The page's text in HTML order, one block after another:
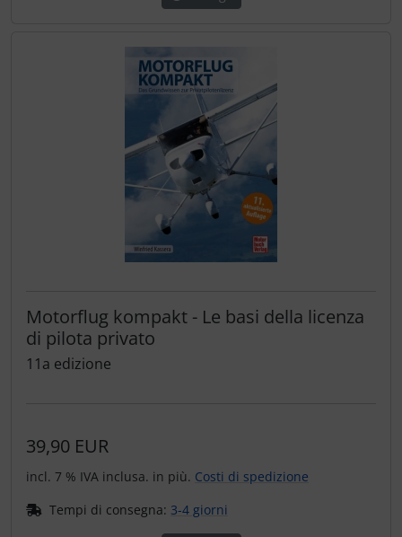
Motorflug kompakt - Le basi della licenza
di pilota privato
11a edizione
39,90 EUR
incl. 7 % IVA inclusa. in più. Costi di spedizione
Tempi di consegna: 3-4 giorni